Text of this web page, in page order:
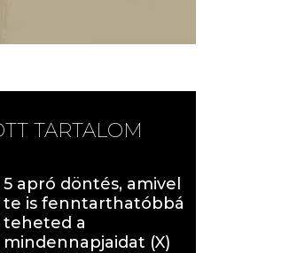
TARTALOM
5 apró döntés, amivel
te is fenntarthatóbbá
teheted a
mindennapjaidat (X)